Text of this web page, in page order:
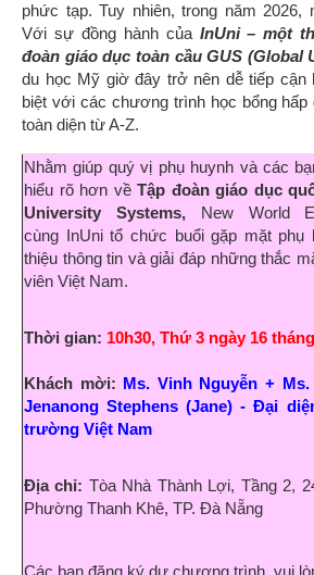
phức tạp. Tuy nhiên, trong năm 2026,
Với sự đồng hành của InUni – một
đoàn giáo dục toàn cầu GUS (Global
du học Mỹ giờ đây trở nên dễ tiếp cận
biệt với các chương trình học bổng
toàn diện từ A-Z.
Nhằm giúp quý vị phụ huynh và các
hiểu rõ hơn về Tập đoàn giáo dục
University Systems, New World
cùng InUni tổ chức buổi gặp mặt phụ
thiệu thông tin và giải đáp những thắc
viên Việt Nam.
Thời gian: 10h30, Thứ 3 ngày 16
Khách mời: Ms. Vinh Nguyễn +
Jenanong Stephens (Jane)- Đại
trường Việt Nam
Địa chỉ: Tòa Nhà Thành Lợi, Tầng 2,
Phường Thanh Khê, TP. Đà Nẵng
Các bạn đăng ký dự chương trình, vui